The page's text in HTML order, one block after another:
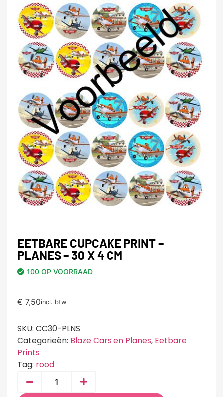
EETBARE CUPCAKE PRINT –
PLANES – 30 X 4 CM
100 OP VOORRAAD
€ 7,50incl. btw
SKU: CC30-PLNS
Categorieën: Blaze Cars en Planes, Eetbare
Prints
Tag: rood